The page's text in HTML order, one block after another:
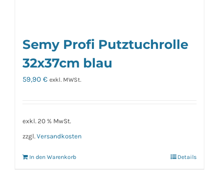
Semy Profi Putztuchrolle
32x37cm blau
59,90 € exkl. MWSt.
exkl. 20 % MwSt.
zzgl. Versandkosten
In den Warenkorb Details